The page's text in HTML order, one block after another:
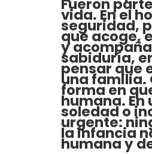
Fueron
vida. En el
seguridad,
que acoge,
y
sabiduría,
pensar que
una familia.
forma en
humana.
soledad o
urgente:
la infancia
humana y